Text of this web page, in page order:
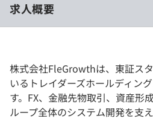
求人概要
株式会社FleGrowthは、東証ス
いるトレイダーズホールディン
す。FX、金融先物取引、資産形
ループ全体のシステム開発を支え